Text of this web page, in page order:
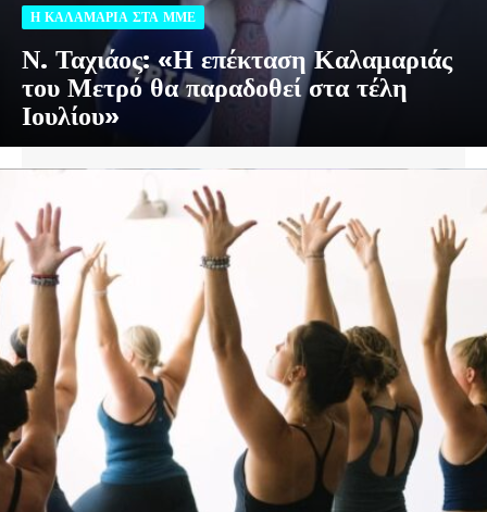
Η ΚΑΛΑΜΑΡΙΑ ΣΤΑ ΜΜΕ
Ν. Ταχιάος: «Η επέκταση Καλαμαριάς
του Μετρό θα παραδοθεί στα τέλη
Ιουλίου»